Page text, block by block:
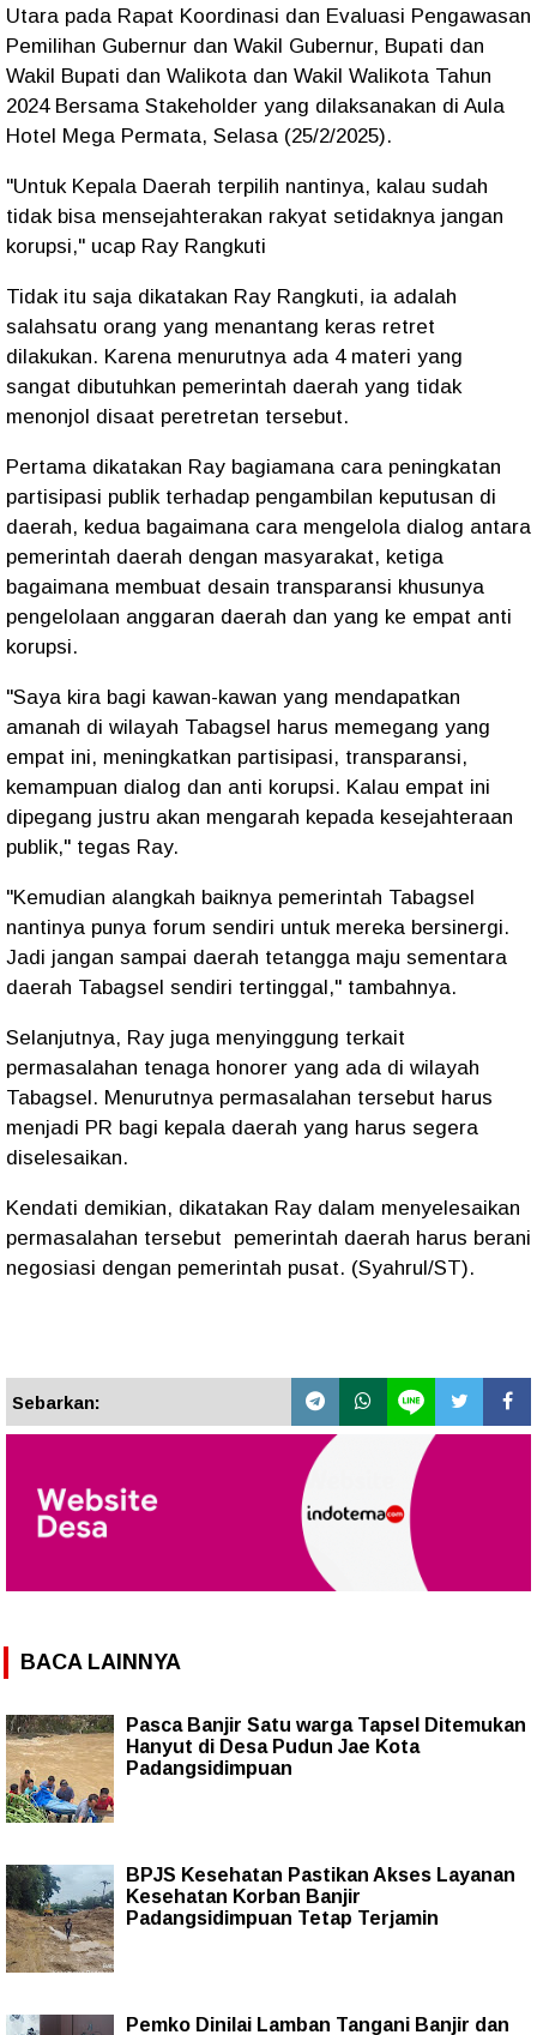
Utara pada Rapat Koordinasi dan Evaluasi Pengawasan
Pemilihan Gubernur dan Wakil Gubernur, Bupati dan
Wakil Bupati dan Walikota dan Wakil Walikota Tahun
2024 Bersama Stakeholder yang dilaksanakan di Aula
Hotel Mega Permata, Selasa (25/2/2025).
"Untuk Kepala Daerah terpilih nantinya, kalau sudah
tidak bisa mensejahterakan rakyat setidaknya jangan
korupsi," ucap Ray Rangkuti
Tidak itu saja dikatakan Ray Rangkuti, ia adalah
salahsatu orang yang menantang keras retret
dilakukan. Karena menurutnya ada 4 materi yang
sangat dibutuhkan pemerintah daerah yang tidak
menonjol disaat peretretan tersebut.
Pertama dikatakan Ray bagiamana cara peningkatan
partisipasi publik terhadap pengambilan keputusan di
daerah, kedua bagaimana cara mengelola dialog antara
pemerintah daerah dengan masyarakat, ketiga
bagaimana membuat desain transparansi khusunya
pengelolaan anggaran daerah dan yang ke empat anti
korupsi.
"Saya kira bagi kawan-kawan yang mendapatkan
amanah di wilayah Tabagsel harus memegang yang
empat ini, meningkatkan partisipasi, transparansi,
kemampuan dialog dan anti korupsi. Kalau empat ini
dipegang justru akan mengarah kepada kesejahteraan
publik," tegas Ray.
"Kemudian alangkah baiknya pemerintah Tabagsel
nantinya punya forum sendiri untuk mereka bersinergi.
Jadi jangan sampai daerah tetangga maju sementara
daerah Tabagsel sendiri tertinggal," tambahnya.
Selanjutnya, Ray juga menyinggung terkait
permasalahan tenaga honorer yang ada di wilayah
Tabagsel. Menurutnya permasalahan tersebut harus
menjadi PR bagi kepala daerah yang harus segera
diselesaikan.
Kendati demikian, dikatakan Ray dalam menyelesaikan
permasalahan tersebut pemerintah daerah harus berani
negosiasi dengan pemerintah pusat. (Syahrul/ST).
Sebarkan:
BACA LAINNYA
Pasca Banjir Satu warga Tapsel Ditemukan
Hanyut di Desa Pudun Jae Kota
Padangsidimpuan
BPJS Kesehatan Pastikan Akses Layanan
Kesehatan Korban Banjir
Padangsidimpuan Tetap Terjamin
Pemko Dinilai Lamban Tangani Banjir dan